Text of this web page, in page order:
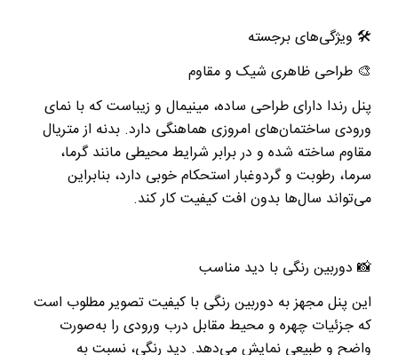
🛠 ویژگی‌های برجسته
🎨 طراحی ظاهری شیک و مقاوم
پنل رندا دارای طراحی ساده، مینیمال و زیباست که با نمای
ورودی ساختمان‌های امروزی هماهنگی دارد. بدنه از متریال
مقاوم ساخته شده و در برابر شرایط محیطی مانند گرما،
سرما، رطوبت و گردوغبار استحکام خوبی دارد، بنابراین
می‌تواند سال‌ها بدون افت کیفیت کار کند.
📸 دوربین رنگی با دید مناسب
این پنل مجهز به دوربین رنگی با کیفیت تصویر مطلوب است
که جزئیات چهره و محیط مقابل درب ورودی را به‌صورت
واضح و طبیعی نمایش می‌دهد. دید رنگی، نسبت به